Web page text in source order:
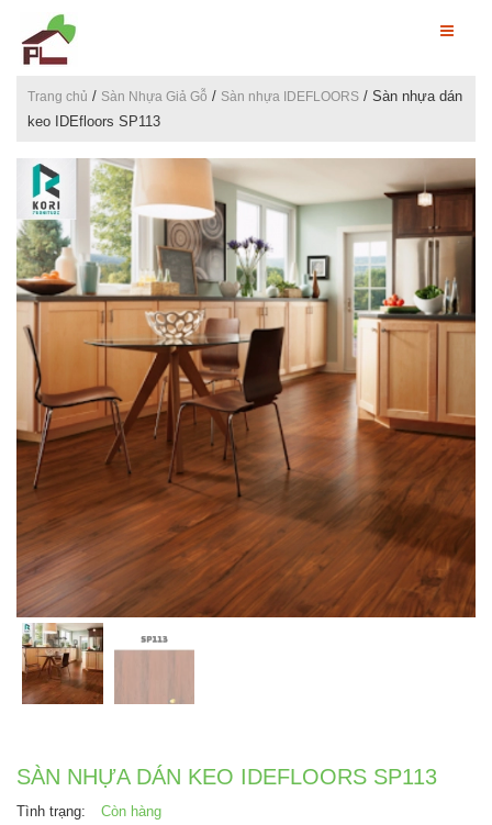
Trang chủ / Sàn Nhựa Giả Gỗ / Sàn nhựa IDEFLOORS / Sàn nhựa dán
keo IDEfloors SP113
SÀN NHỰA DÁN KEO IDEFLOORS SP113
Tình trạng: Còn hàng